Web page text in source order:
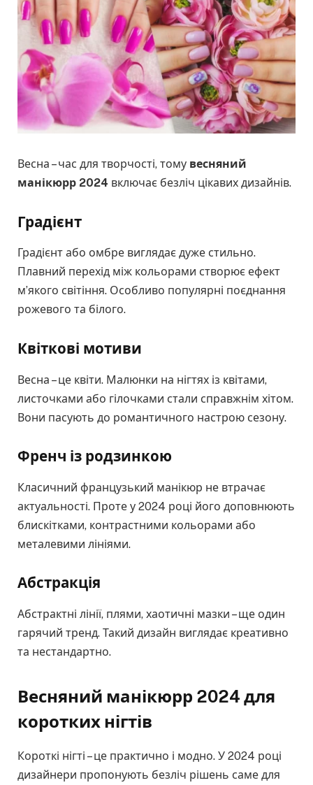
Весна – час для творчості, тому весняний
манікюрр 2024 включає безліч цікавих дизайнів.
Градієнт
Градієнт або омбре виглядає дуже стильно.
Плавний перехід між кольорами створює ефект
м’якого світіння. Особливо популярні поєднання
рожевого та білого.
Квіткові мотиви
Весна – це квіти. Малюнки на нігтях із квітами,
листочками або гілочками стали справжнім хітом.
Вони пасують до романтичного настрою сезону.
Френч із родзинкою
Класичний французький манікюр не втрачає
актуальності. Проте у 2024 році його доповнюють
блискітками, контрастними кольорами або
металевими лініями.
Абстракція
Абстрактні лінії, плями, хаотичні мазки – ще один
гарячий тренд. Такий дизайн виглядає креативно
та нестандартно.
Весняний манікюрр 2024 для
коротких нігтів
Короткі нігті – це практично і модно. У 2024 році
дизайнери пропонують безліч рішень саме для